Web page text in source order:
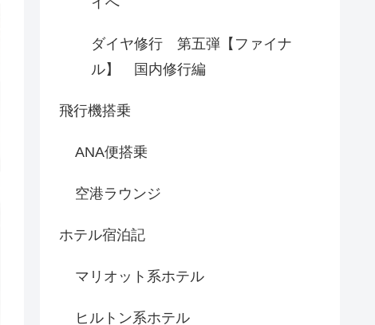
ダイヤ修行 第五弾【ファイナ
ル】 国内修行編
飛行機搭乗
ANA便搭乗
空港ラウンジ
ホテル宿泊記
マリオット系ホテル
ヒルトン系ホテル